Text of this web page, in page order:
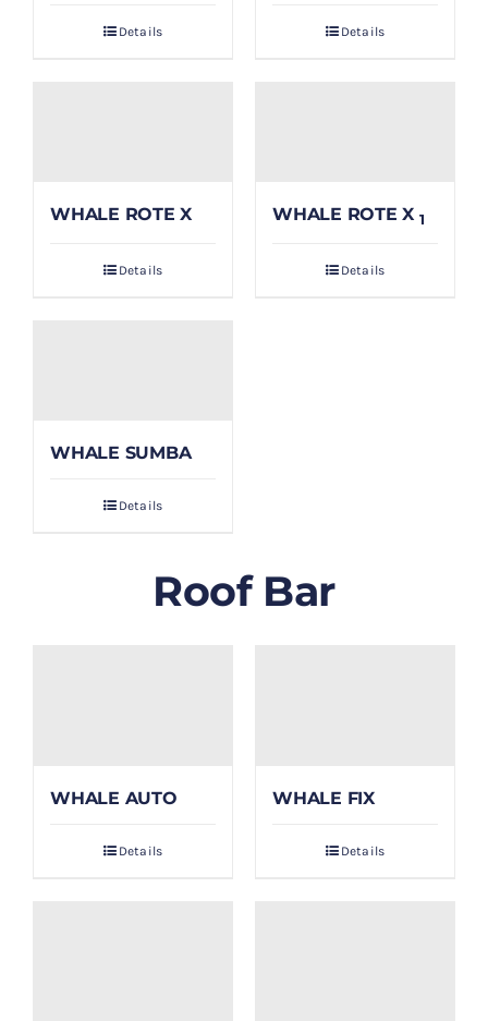
Details Details
WHALE ROTE X
Details
WHALE ROTE X 1
Details
WHALE SUMBA
Details
Roof Bar
WHALE AUTO
Details
WHALE FIX
Details